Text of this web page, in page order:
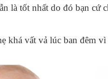
là tốt nhất do đó bạn cứ
khá vất vả lúc ban đêm